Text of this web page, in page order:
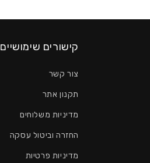
קישורים שימושיים
צור קשר
תקנון אתר
מדיניות משלוחים
החזרה וביטול עסקה
מדיניות פרטיות